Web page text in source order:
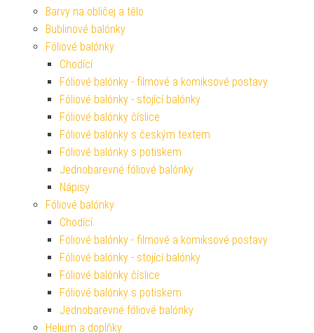
Barvy na obličej a tělo
Bublinové balónky
Fóliové balónky
Chodící
Fóliové balónky - filmové a komiksové postavy
Fóliové balónky - stojící balónky
Fóliové balónky číslice
Fóliové balónky s českým textem
Fóliové balónky s potiskem
Jednobarevné fóliové balónky
Nápisy
Fóliové balónky
Chodící
Fóliové balónky - filmové a komiksové postavy
Fóliové balónky - stojící balónky
Fóliové balónky číslice
Fóliové balónky s potiskem
Jednobarevné fóliové balónky
Helium a doplňky